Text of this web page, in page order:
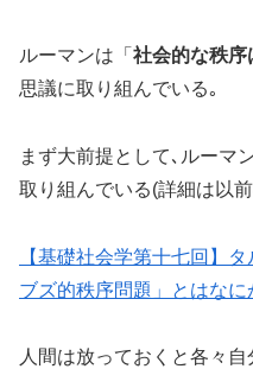
ルーマンは「 社会的な秩序
思議に取り組んでいる｡
まず大前提として､ルーマ
取り組んでいる(詳細は以
【基礎社会学第十七回】
ブズ的秩序問題」とはなに
人間は放っておくと各々